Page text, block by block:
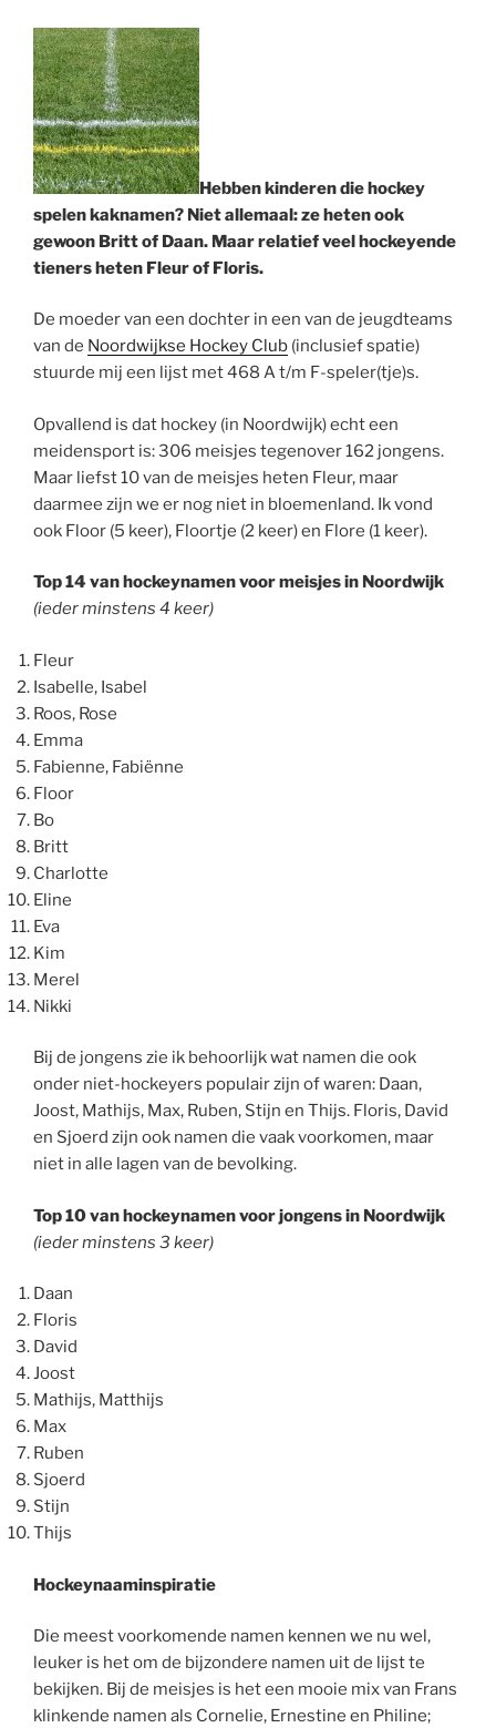
Hebben kinderen die hockey
spelen kaknamen? Niet allemaal: ze heten ook
gewoon Britt of Daan. Maar relatief veel hockeyende
tieners heten Fleur of Floris.
De moeder van een dochter in een van de jeugdteams
van de Noordwijkse Hockey Club (inclusief spatie)
stuurde mij een lijst met 468 A t/m F-speler(tje)s.
Opvallend is dat hockey (in Noordwijk) echt een
meidensport is: 306 meisjes tegenover 162 jongens.
Maar liefst 10 van de meisjes heten Fleur, maar
daarmee zijn we er nog niet in bloemenland. Ik vond
ook Floor (5 keer), Floortje (2 keer) en Flore (1 keer).
Top 14 van hockeynamen voor meisjes in Noordwijk
(ieder minstens 4 keer)
Fleur
Isabelle, Isabel
Roos, Rose
Emma
Fabienne, Fabiënne
Floor
Bo
Britt
Charlotte
Eline
Eva
Kim
Merel
Nikki
Bij de jongens zie ik behoorlijk wat namen die ook
onder niet-hockeyers populair zijn of waren: Daan,
Joost, Mathijs, Max, Ruben, Stijn en Thijs. Floris, David
en Sjoerd zijn ook namen die vaak voorkomen, maar
niet in alle lagen van de bevolking.
Top 10 van hockeynamen voor jongens in Noordwijk
(ieder minstens 3 keer)
Daan
Floris
David
Joost
Mathijs, Matthijs
Max
Ruben
Sjoerd
Stijn
Thijs
Hockeynaaminspiratie
Die meest voorkomende namen kennen we nu wel,
leuker is het om de bijzondere namen uit de lijst te
bekijken. Bij de meisjes is het een mooie mix van Frans
klinkende namen als Cornelie, Ernestine en Philine;